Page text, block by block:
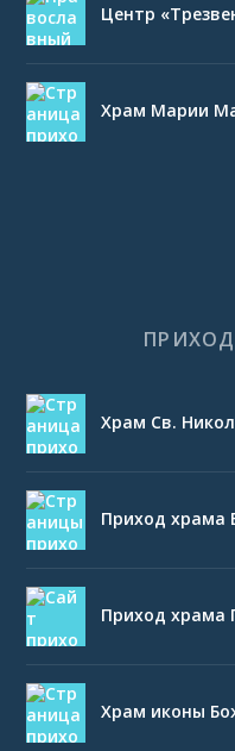
Центр
Храм Марии
Храм Св.
Приход храма
Приход храма
Храм иконы